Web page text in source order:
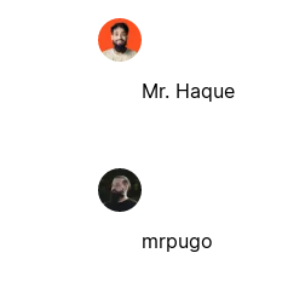
Mr. Haque
mrpugo